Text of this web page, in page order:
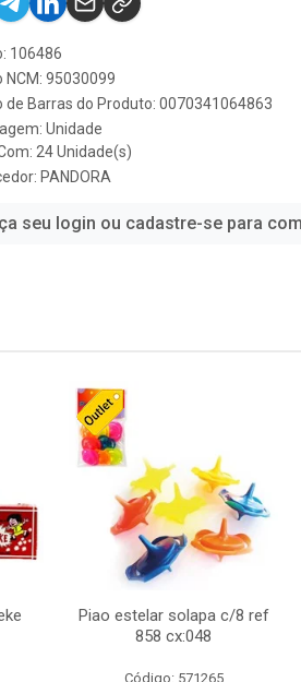
106486
NCM: 95030099
de Barras do Produto: 0070341064863
Unidade
24 Unidade(s)
PANDORA
seu login ou cadastre-se para
Piao estelar solapa c/8 ref
858 cx:048
Código: 571265